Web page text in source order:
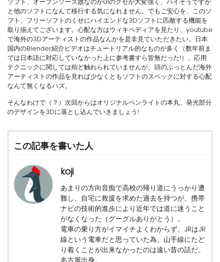
と他のソフトになんて移行する気になれません。でもご安心を、このソ
フト、フリーソフトのくせにハイエンドな3Dソフトに匹敵する機能を
取り揃えてございます。心配な方はウィキペディアを見たり、youtube
で海外の3Dアーティストの作品なんかを是非見ていただきたい。日本
国内のBlender紹介ビデオはチュートリアル的なものが多く（数年前ま
では日本語に対応していなかった上に参考書すら皆無だった!）、応用
テクニックに関しては殆ど触れられていませんが、頭のぶっとんだ海外
アーティストの作品を見れば少なくともソフトのスペックに対する心配
なんて無くなるハズ。
そんなわけで（？）次回からはオリジナルペンライトの本丸、発光部分
のデザインを3Dに落とし込んでいきましょう!
この記事を書いた人
koji
あまりの方向音痴で高校の帰り道にうっかり遭
難し、自宅に救援を求めた過去を持つが、携帯
ナビの技術的進歩により近年では道に迷うこと
がなくなった（グーグルありがとう）。
電車の乗り方がイマイチよくわからず、JRはJR
線という電車だと思っていた為、山手線にたど
り着くことが出来なかったのは遠い昔の話だ。